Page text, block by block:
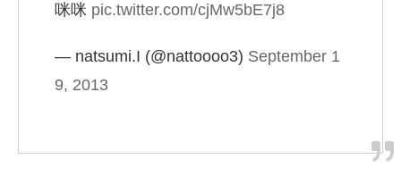
咪咪 pic.twitter.com/cjMw5bE7j8
— natsumi.I (@nattoooo3) September 1
9, 2013